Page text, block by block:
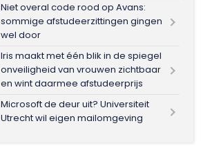
Niet overal code rood op Avans:
sommige afstudeerzittingen gingen
wel door
Iris maakt met één blik in de spiegel
onveiligheid van vrouwen zichtbaar
en wint daarmee afstudeerprijs
Microsoft de deur uit? Universiteit
Utrecht wil eigen mailomgeving